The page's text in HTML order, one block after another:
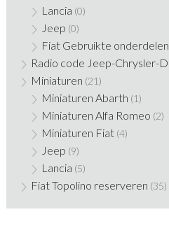
Lancia (0)
Jeep (0)
Fiat Gebruikte onderdelen
Radio code Jeep-Chrysler-
Miniaturen (21)
Miniaturen Abarth (1)
Miniaturen Alfa Romeo (2)
Miniaturen Fiat (4)
Jeep (9)
Lancia (5)
Fiat Topolino reserveren (35)